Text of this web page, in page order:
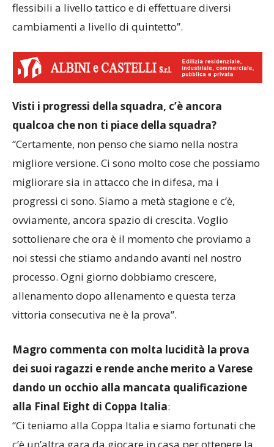
flessibili a livello tattico e di effettuare diversi
cambiamenti a livello di quintetto”.
Visti i progressi della squadra, c’è ancora
qualcoa che non ti piace della squadra?
“Certamente, non penso che siamo nella nostra
migliore versione. Ci sono molto cose che possiamo
migliorare sia in attacco che in difesa, ma i
progressi ci sono. Siamo a metà stagione e c’è,
ovviamente, ancora spazio di crescita. Voglio
sottolienare che ora è il momento che proviamo a
noi stessi che stiamo andando avanti nel nostro
processo. Ogni giorno dobbiamo crescere,
allenamento dopo allenamento e questa terza
vittoria consecutiva ne è la prova”.
Magro commenta con molta lucidità la prova
dei suoi ragazzi e rende anche merito a Varese
dando un occhio alla mancata qualificazione
alla Final Eight di Coppa Italia:
“Ci teniamo alla Coppa Italia e siamo fortunati che
c’è un’altra gara da giocare in casa per ottenere la